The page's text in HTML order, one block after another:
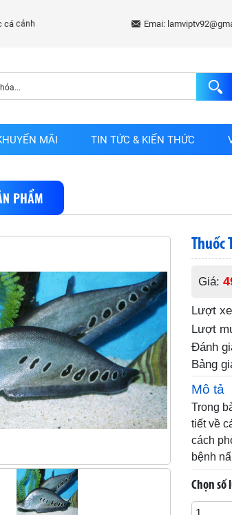
Emai:
MÃI TIN TỨC & KIẾN THỨC
PHẨM
Thuốc
Giá:
Lượt
Lượt
Đánh
Bảng
Mô tả
Trong
tiết về
cách
bệnh
Chọn số